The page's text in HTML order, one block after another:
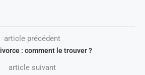
article précédent
: comment le trouver ?
article suivant